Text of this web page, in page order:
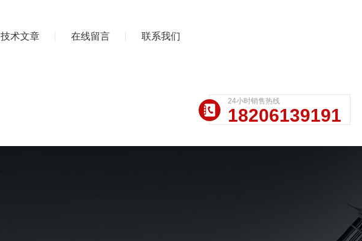
技术文章 在线留言 联系我们
24小时销售热线
18206139191